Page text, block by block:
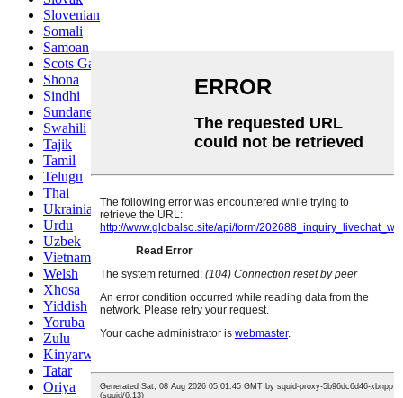
Slovenian
Somali
Samoan
Scots Gaelic
Shona
Sindhi
Sundanese
Swahili
Tajik
Tamil
Telugu
Thai
Ukrainian
Urdu
Uzbek
Vietnamese
Welsh
Xhosa
Yiddish
Yoruba
Zulu
Kinyarwanda
Tatar
Oriya